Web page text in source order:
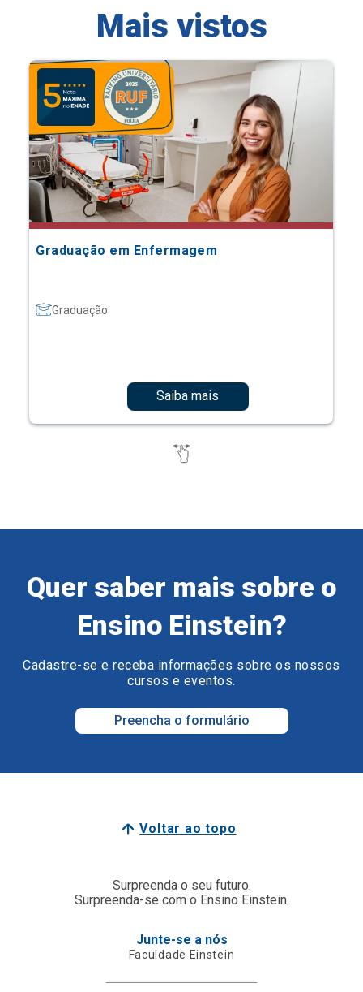
Mais vistos
Graduação em Enfermagem
Graduação
Saiba mais
Quer saber mais sobre o
Ensino Einstein?
Cadastre-se e receba informações sobre os nossos
cursos e eventos.
Preencha o formulário
Voltar ao topo
Surpreenda o seu futuro.
Surpreenda-se com o Ensino Einstein.
Junte-se a nós
Faculdade Einstein